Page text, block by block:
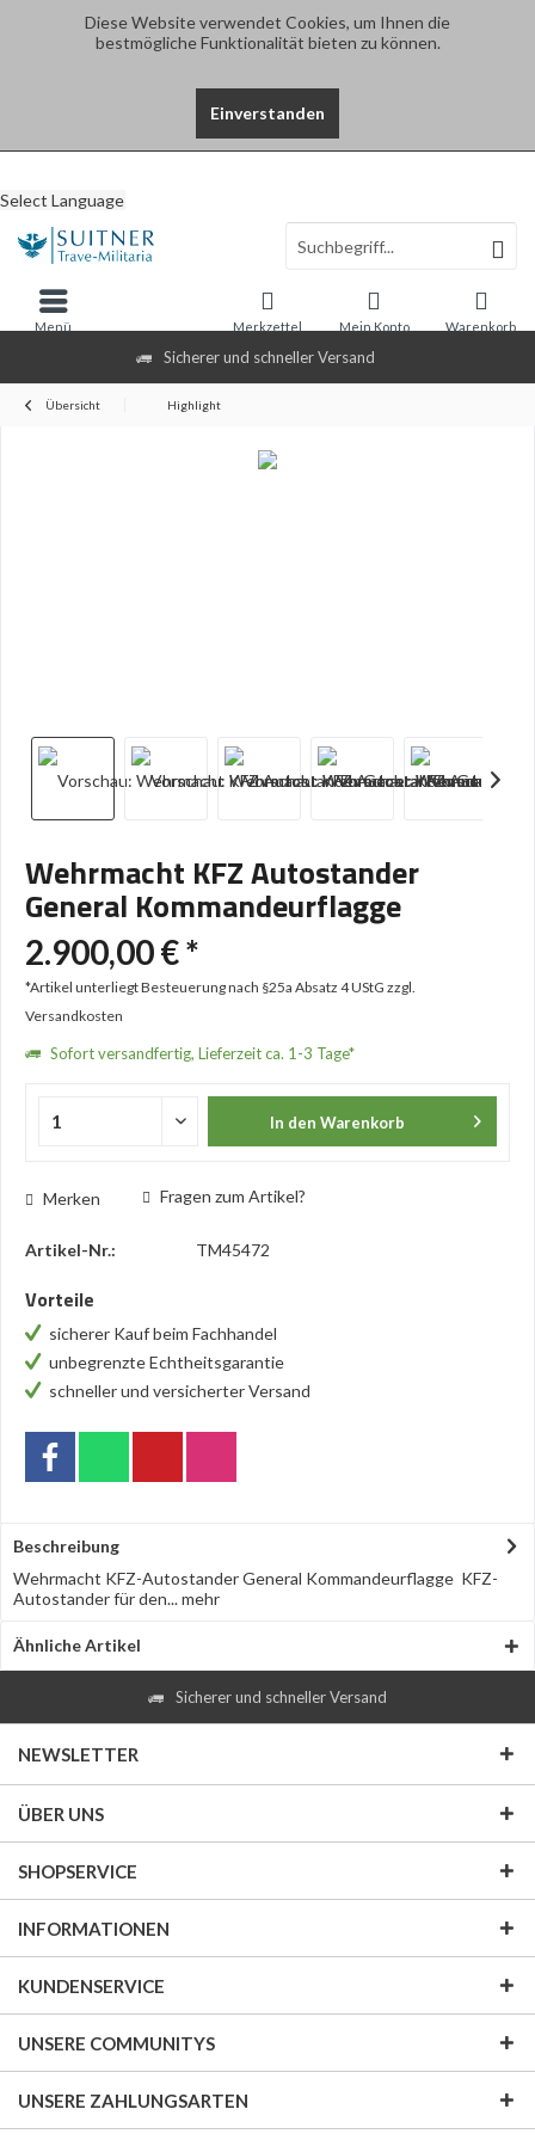
Diese Website verwendet Cookies, um Ihnen die
bestmögliche Funktionalität bieten zu können.
Einverstanden
Sicherer und schneller Versand
Select Language
Warenkorb
Merkzettel Mein Konto
Menü
Übersicht Highlight
Wehrmacht KFZ Autostander
General Kommandeurflagge
2.900,00 € *
*Artikel unterliegt Besteuerung nach §25a Absatz 4 UStG zzgl.
Versandkosten
Sofort versandfertig, Lieferzeit ca. 1-3 Tage*
In den Warenkorb
Merken Fragen zum Artikel?
Artikel-Nr.: TM45472
Vorteile
sicherer Kauf beim Fachhandel
unbegrenzte Echtheitsgarantie
schneller und versicherter Versand
Beschreibung
Wehrmacht KFZ-Autostander General Kommandeurflagge KFZ-
Autostander für den...mehr
Ähnliche Artikel
Sicherer und schneller Versand
NEWSLETTER
ÜBER UNS
SHOPSERVICE
INFORMATIONEN
KUNDENSERVICE
UNSERE COMMUNITYS
UNSERE ZAHLUNGSARTEN